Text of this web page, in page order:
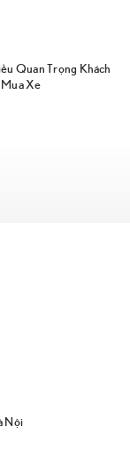
Quan Trọng Khách
Xe
Nội